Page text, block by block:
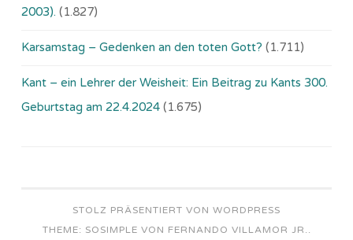
2003). (1.827)
Karsamstag – Gedenken an den toten Gott? (1.711)
Kant – ein Lehrer der Weisheit: Ein Beitrag zu Kants 300.
Geburtstag am 22.4.2024 (1.675)
STOLZ PRÄSENTIERT VON WORDPRESS
THEME: SOSIMPLE VON FERNANDO VILLAMOR JR. .